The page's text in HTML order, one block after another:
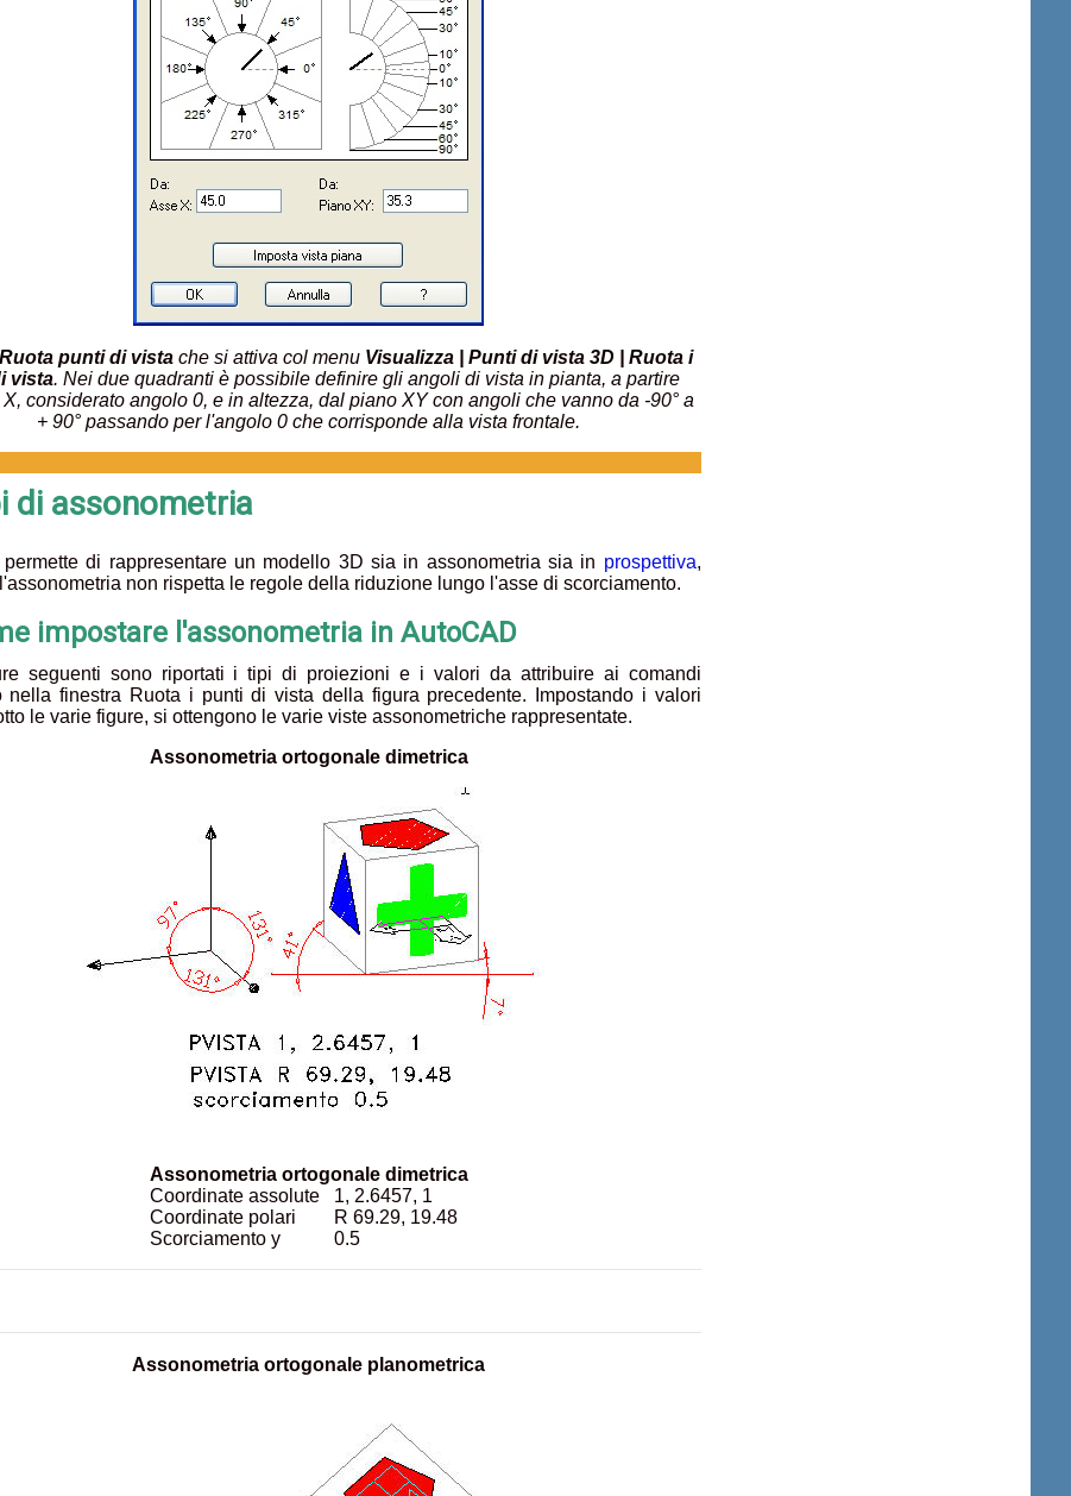
Ruota punti di vistache si attiva col menu Visualizza | Punti di vista 3D | Ruota i
vista. Nei due quadranti è possibile definire gli angoli di vista in pianta, a partire
considerato angolo 0, e in altezza, dal piano XY con angoli che vanno da -90° a
+ 90° passando per l'angolo 0 che corrisponde alla vista frontale.
di assonometria
di rappresentare un modello 3D sia in assonometria sia in prospettiva,
non rispetta le regole della riduzione lungo l'asse di scorciamento.
impostare l'assonometria in AutoCAD
seguenti sono riportati i tipi di proiezioni e i valori da attribuire ai comandi
nella finestra Ruota i punti di vista della figura precedente. Impostando i valori
le varie figure, si ottengono le varie viste assonometriche rappresentate.
Assonometria ortogonale dimetrica
Assonometria ortogonale dimetrica
Coordinate assolute
1, 2.6457, 1
Coordinate polari
R 69.29, 19.48
Scorciamento y
0.5
Assonometria ortogonale planometrica